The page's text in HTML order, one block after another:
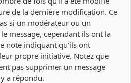
de la dernière modification. Ce
si un modérateur ou un
message, cependant ils ont la
note indiquant qu’ils ont
propre initiative. Notez que
pas supprimer un message
a répondu.